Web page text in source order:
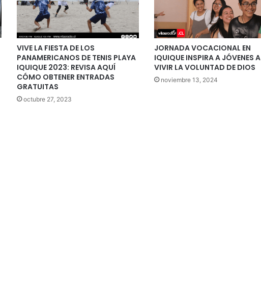
VIVE LA FIESTA DE LOS
PANAMERICANOS DE TENIS PLAYA
IQUIQUE 2023: REVISA AQUÍ
CÓMO OBTENER ENTRADAS
GRATUITAS
octubre 27, 2023
JORNADA VOCACIONAL EN
IQUIQUE INSPIRA A JÓVENES A
VIVIR LA VOLUNTAD DE DIOS
noviembre 13, 2024